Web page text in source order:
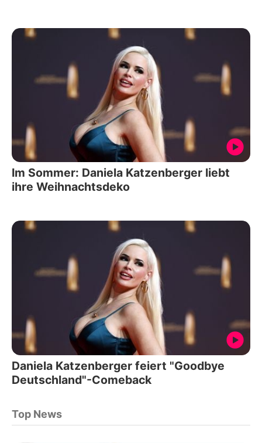
Im Sommer: Daniela Katzenberger liebt
ihre Weihnachtsdeko
Daniela Katzenberger feiert "Goodbye
Deutschland"-Comeback
Top News